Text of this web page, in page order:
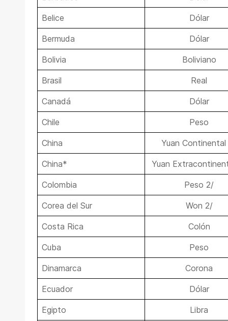
Belice Dólar
Bermuda Dólar
Bolivia Boliviano
Brasil Real
Canadá Dólar
Chile Peso
China Yuan
China* Yuan
Colombia Peso 2/
Corea del Sur Won 2/
Costa Rica Colón
Cuba Peso
Dinamarca Corona
Ecuador Dólar
Egipto Libra